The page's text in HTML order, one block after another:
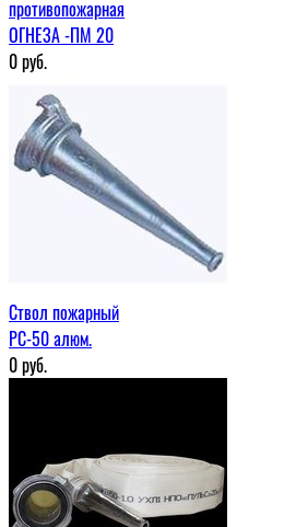
противопожарная
ОГНЕЗА -ПМ 20
0руб.
Ствол пожарный
РС-50 алюм.
0руб.